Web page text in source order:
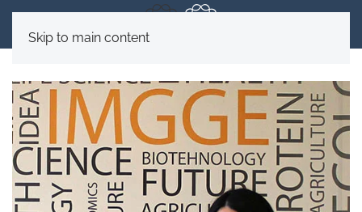
Skip to main content